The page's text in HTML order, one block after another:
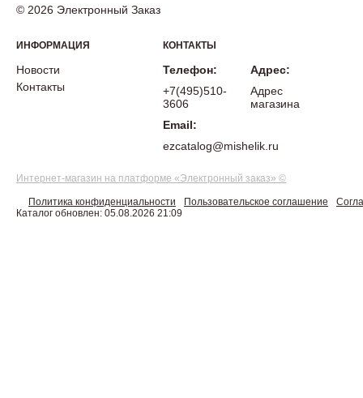
© 2026 Электронный Заказ
ИНФОРМАЦИЯ
Новости
Контакты
КОНТАКТЫ
Телефон:
+7(495)510-
3606
Email:
ezcatalog@mishelik.ru
Адрес:
Адрес
магазина
Интернет-магазин на платформе «Электронный заказ» ©
Политика конфиденциальности Пользовательское соглашение
Каталог обновлен: 05.08.2026 21:09